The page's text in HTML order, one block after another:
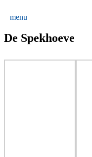
menu
De Spekhoeve